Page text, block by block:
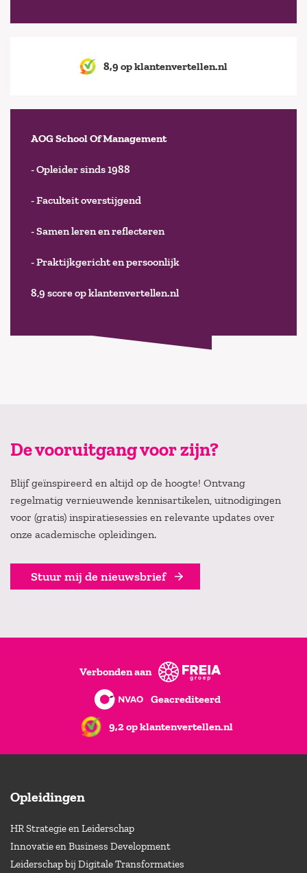
8,9 op klantenvertellen.nl
AOG School Of Management
- Opleider sinds 1988
- Faculteit overstijgend
- Samen leren en reflecteren
- Praktijkgericht en persoonlijk
8,9 score op klantenvertellen.nl
De vooruitgang voor zijn?
Blijf geïnspireerd en altijd op de hoogte! Ontvang
regelmatig vernieuwende kennisartikelen, uitnodigingen
voor (gratis) inspiratiesessies en relevante updates over
onze academische opleidingen.
Stuur mij de nieuwsbrief
Verbonden aan
Geacrediteerd
9,2 op klantenvertellen.nl
Opleidingen
HR Strategie en Leiderschap
Innovatie en Business Development
Leiderschap bij Digitale Transformaties